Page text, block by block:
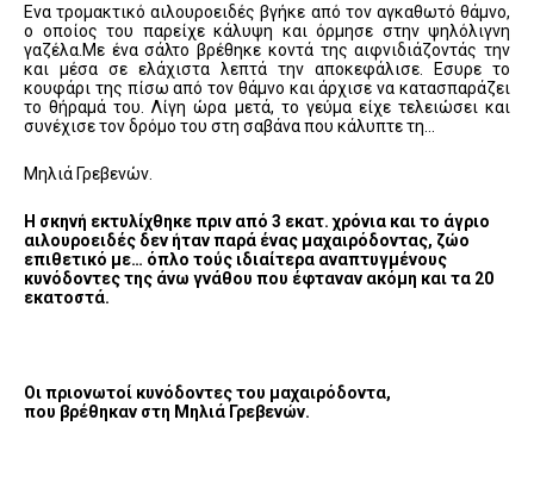
Ενα τρομακτικό αιλουροειδές βγήκε από τον αγκαθωτό θάμνο,
ο οποίος του παρείχε κάλυψη και όρμησε στην ψηλόλιγνη
γαζέλα.Με ένα σάλτο βρέθηκε κοντά της αιφνιδιάζοντάς την
και μέσα σε ελάχιστα λεπτά την αποκεφάλισε. Εσυρε το
κουφάρι της πίσω από τον θάμνο και άρχισε να κατασπαράζει
το θήραμά του. Λίγη ώρα μετά, το γεύμα είχε τελειώσει και
συνέχισε τον δρόμο του στη σαβάνα που κάλυπτε τη…
Μηλιά Γρεβενών.
Η σκηνή εκτυλίχθηκε πριν από 3 εκατ. χρόνια και το άγριο
αιλουροειδές δεν ήταν παρά ένας μαχαιρόδοντας, ζώο
επιθετικό με… όπλο τούς ιδιαίτερα αναπτυγμένους
κυνόδοντες της άνω γνάθου που έφταναν ακόμη και τα 20
εκατοστά.
Οι πριονωτοί κυνόδοντες του μαχαιρόδοντα,
που βρέθηκαν στη Μηλιά Γρεβενών.